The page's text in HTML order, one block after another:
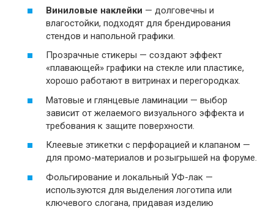
Виниловые наклейки — долговечны и
влагостойки, подходят для брендирования
стендов и напольной графики.
Прозрачные стикеры — создают эффект
«плавающей» графики на стекле или пластике,
хорошо работают в витринах и перегородках.
Матовые и глянцевые ламинации — выбор
зависит от желаемого визуального эффекта и
требования к защите поверхности.
Клеевые этикетки с перфорацией и клапаном —
для промо-материалов и розыгрышей на форуме.
Фольгирование и локальный УФ-лак —
используются для выделения логотипа или
ключевого слогана, придавая изделию